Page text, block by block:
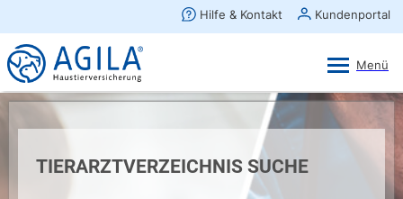
TIERARZTVERZEICHNIS SUCHE
×
AGILA Kunden-App
Gratis - Im Play Store laden
Ansehen